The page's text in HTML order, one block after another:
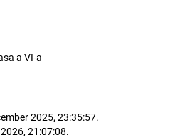
a VI-a
2025, 23:35:57.
21:07:08.